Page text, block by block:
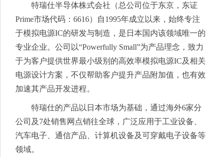
特瑞仕半导体株式会社（总公司位于东京，东证
Prime市场代码：6616）自1995年成立以来，始终专注
于模拟电源IC的研发与制造，是日本国内该领域唯一的
专业企业。公司以“Powerfully Small”为产品理念，致力
于为客户提供世界最小级别的高效率模拟电源IC及相关
电源设计方案，不仅帮助客户提升产品附加值，也有效
加速其产品开发进程。
特瑞仕的产品以日本市场为基础，通过海外6家分
公司及7处销售网点销往全球，广泛应用于工业设备、
汽车电子、通信产品、计算机设备及可穿戴电子设备等
领域。